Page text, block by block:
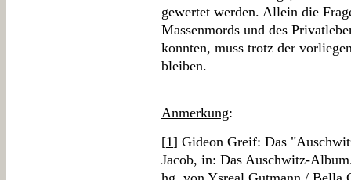
gewertet werden. Allein die
Massenmords und des
konnten, muss trotz der
bleiben.
Anmerkung:
[1] Gideon Greif: Das
Jacob, in: Das Auschwitz-